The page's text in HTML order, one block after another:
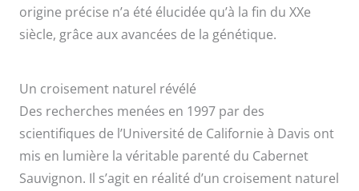
origine précise n’a été élucidée qu’à la fin du XXe
siècle, grâce aux avancées de la génétique.
Un croisement naturel révélé
Des recherches menées en 1997 par des
scientifiques de l’Université de Californie à Davis ont
mis en lumière la véritable parenté du Cabernet
Sauvignon. Il s’agit en réalité d’un croisement naturel